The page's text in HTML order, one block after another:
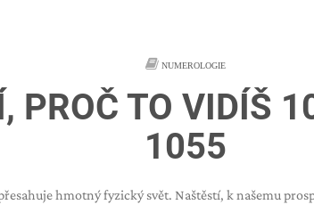
NUMEROLOGIE
PROČ TO VIDÍŠ
1055
hmotný fyzický svět. Naštěstí, k našemu